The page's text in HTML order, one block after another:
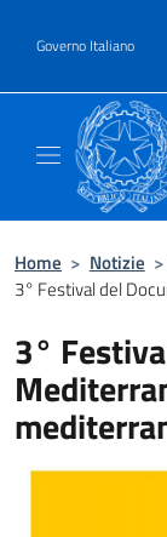
Governo Italiano
Home > Notizie >
3° Festival del
3°